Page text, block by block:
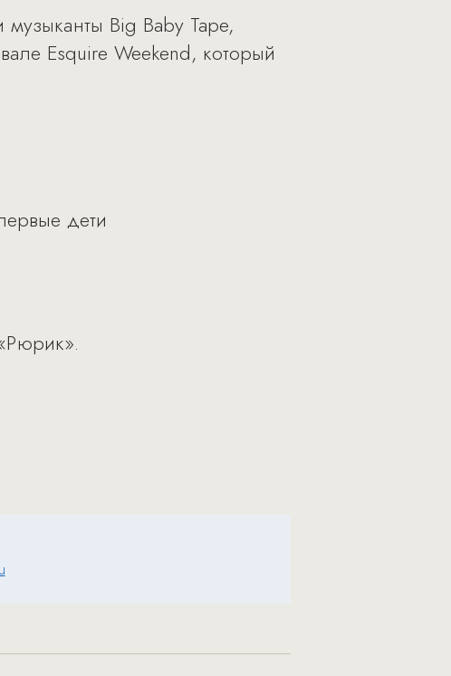
Big Baby Tape,
Esquire Weekend, который
дети